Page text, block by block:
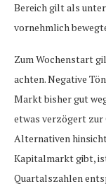
Bereich gilt als
vornehmlich
Zum Wochenstart
achten. Negative
Markt bisher gut
etwas verzögert zur
Alternativen
Kapitalmarkt gibt,
Quartalszahlen